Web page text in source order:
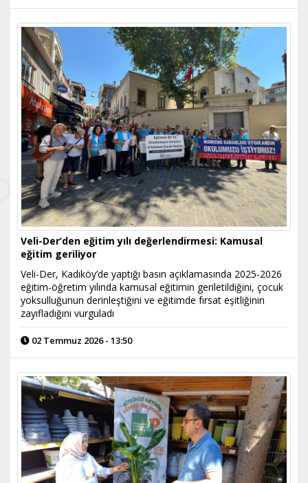
Veli-Der’den eğitim yılı değerlendirmesi: Kamusal
eğitim geriliyor
Veli-Der, Kadıköy’de yaptığı basın açıklamasında 2025-2026
eğitim-öğretim yılında kamusal eğitimin geriletildiğini, çocuk
yoksulluğunun derinleştiğini ve eğitimde fırsat eşitliğinin
zayıfladığını vurguladı
02 Temmuz 2026 - 13:50